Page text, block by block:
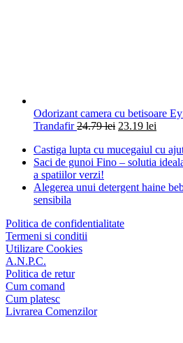
Odorizant camera cu betisoare
Trandafir 24.79lei 23.19 lei
Castiga lupta cu mucegaiul cu
Saci de gunoi Fino – solutia
a spatiilor verzi!
Alegerea unui detergent haine
sensibila
Politica de confidentialitate
Termeni si conditii
Utilizare Cookies
A.N.P.C.
Politica de retur
Cum comand
Cum platesc
Livrarea Comenzilor